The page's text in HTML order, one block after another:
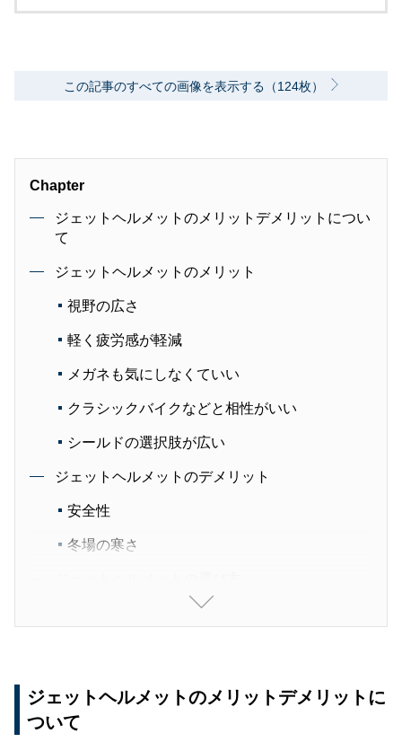
この記事のすべての画像を表示する（124枚）
Chapter
ジェットヘルメットのメリットデメリットについ
て
ジェットヘルメットのメリット
視野の広さ
軽く疲労感が軽減
メガネも気にしなくていい
クラシックバイクなどと相性がいい
シールドの選択肢が広い
ジェットヘルメットのデメリット
安全性
冬場の寒さ
ジェットヘルメットのおすすめメーカー
ジェットヘルメットのメリットデメリットに
ついて